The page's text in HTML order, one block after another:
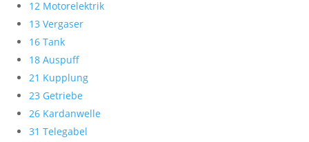
12 Motorelektrik
13 Vergaser
16 Tank
18 Auspuff
21 Kupplung
23 Getriebe
26 Kardanwelle
31 Telegabel